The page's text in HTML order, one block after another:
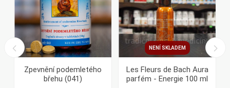
Zpevnění podemletého
břehu (041)
NENÍ SKLADEM
Les Fleurs de Bach Aura
parfém - Energie 100 ml